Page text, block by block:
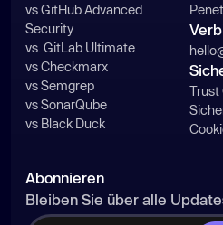
vs GitHub Advanced
Security
vs. GitLab Ultimate
vs Checkmarx
vs Semgrep
vs SonarQube
vs Black Duck
Trust
Abonnieren
Bleiben Sie über alle